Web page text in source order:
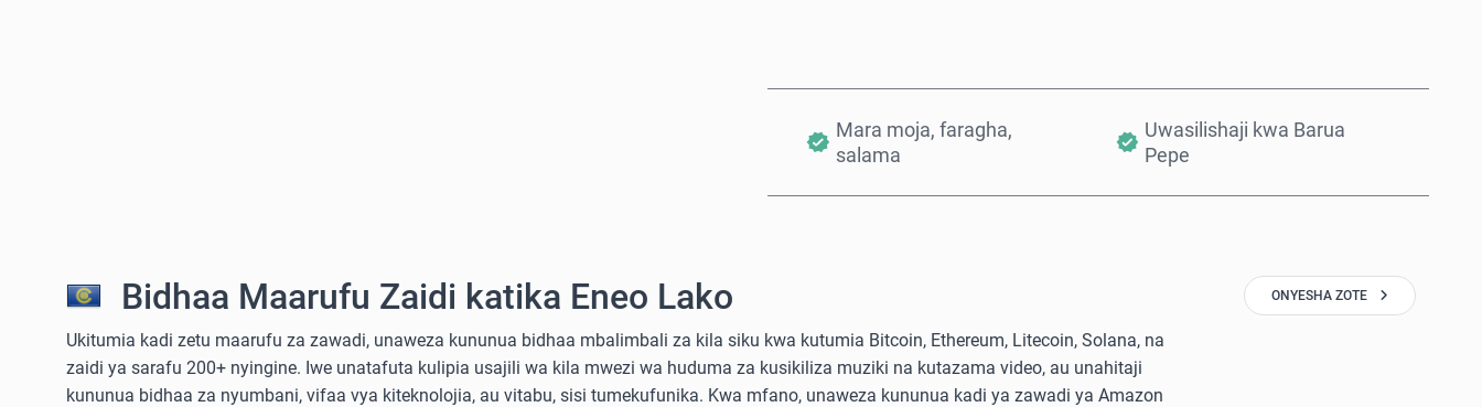
Mara moja, faragha,
salama
Uwasilishaji kwa Barua
Pepe
Bidhaa Maarufu Zaidi katika Eneo Lako
Ukitumia kadi zetu maarufu za zawadi, unaweza kununua bidhaa mbalimbali za kila siku kwa kutumia Bitcoin, Ethereum, Litecoin, Solana, na
zaidi ya sarafu 200+ nyingine. Iwe unatafuta kulipia usajili wa kila mwezi wa huduma za kusikiliza muziki na kutazama video, au unahitaji
kununua bidhaa za nyumbani, vifaa vya kiteknolojia, au vitabu, sisi tumekufunika. Kwa mfano, unaweza kununua kadi ya zawadi ya Amazon
ONYESHA ZOTE